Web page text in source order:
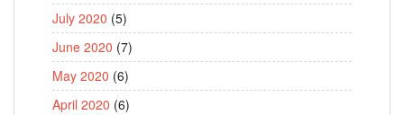
July 2020 (5)
June 2020 (7)
May 2020 (6)
April 2020 (6)